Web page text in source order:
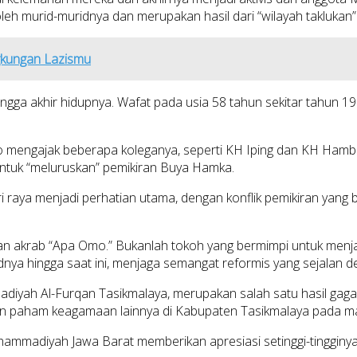
murid-muridnya dan merupakan hasil dari “wilayah
Lazismu
akhir hidupnya. Wafat pada usia 58 tahun sekitar tahun
beberapa koleganya, seperti KH Iping dan KH
“meluruskan” pemikiran Buya Hamka.
menjadi perhatian utama, dengan konflik pemikiran
akrab “Apa Omo.” Bukanlah tokoh yang bermimpi untuk
hingga saat ini, menjaga semangat reformis yang sejalan
Al-Furqan Tasikmalaya, merupakan salah satu hasil
keagamaan lainnya di Kabupaten Tasikmalaya pada
Jawa Barat memberikan apresiasi setinggi-